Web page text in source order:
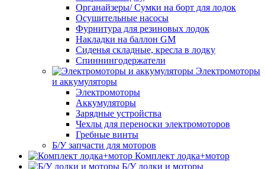
Органайзеры/ Сумки на борт для лодок
Осушительные насосы
Фурнитура для резиновых лодок
Накладки на баллон GM
Сиденья складные, кресла в лодку
Спиннингодержатели
Электромоторы
и аккумуляторы
Электромоторы
Аккумуляторы
Зарядные устройства
Чехлы для переноски электромоторов
Гребные винты
Б/У запчасти для моторов
Комплект лодка+мотор
Б/У лодки и моторы